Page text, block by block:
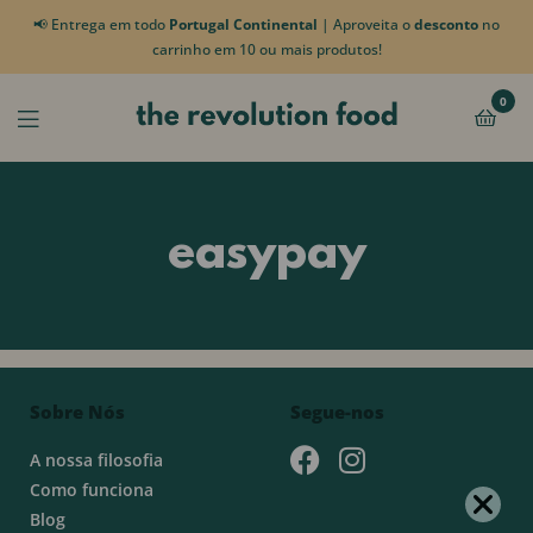
📢 Entrega em todo Portugal Continental | Aproveita odesconto no
carrinho em 10 ou mais produtos!
0
easypay
Sobre Nós
A nossa filosofia
Como funciona
Blog
Segue-nos